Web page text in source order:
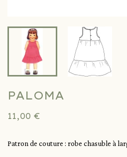
PALOMA
11,00 €
Patron de couture : robe chasuble à